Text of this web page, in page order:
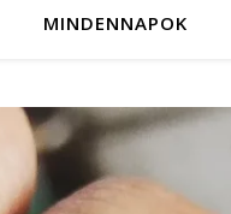
MINDENNAPOK